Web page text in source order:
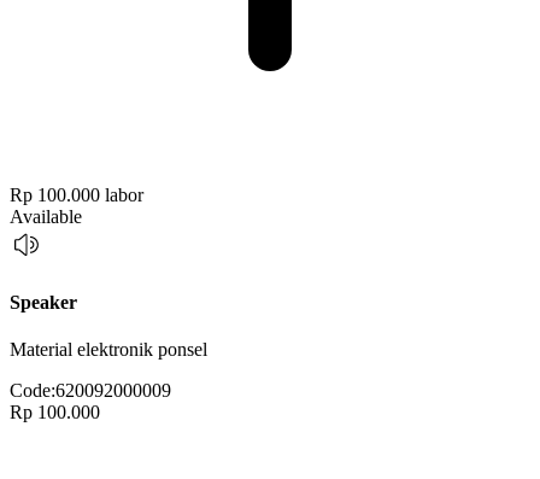
Rp 100.000 labor
Available
Speaker
Material elektronik ponsel
Code:620092000009
Rp 100.000